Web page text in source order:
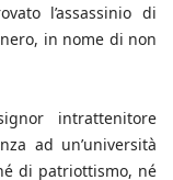
l’assassinio di
in nome di non
intrattenitore
ad un’università
di patriottismo, né